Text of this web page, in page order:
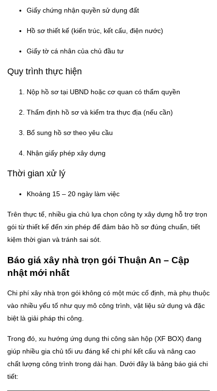
Giấy chứng nhận quyền sử dụng đất
Hồ sơ thiết kế (kiến trúc, kết cấu, điện nước)
Giấy tờ cá nhân của chủ đầu tư
Quy trình thực hiện
Nộp hồ sơ tại UBND hoặc cơ quan có thẩm quyền
Thẩm định hồ sơ và kiểm tra thực địa (nếu cần)
Bổ sung hồ sơ theo yêu cầu
Nhận giấy phép xây dựng
Thời gian xử lý
Khoảng 15 – 20 ngày làm việc
Trên thực tế, nhiều gia chủ lựa chọn công ty xây dựng hỗ trợ trọn
gói từ thiết kế đến xin phép để đảm bảo hồ sơ đúng chuẩn, tiết
kiệm thời gian và tránh sai sót.
Báo giá xây nhà trọn gói Thuận An – Cập
nhật mới nhất
Chi phí xây nhà trọn gói không có một mức cố định, mà phụ thuộc
vào nhiều yếu tố như quy mô công trình, vật liệu sử dụng và đặc
biệt là giải pháp thi công.
Trong đó, xu hướng ứng dụng thi công sàn hộp (XF BOX) đang
giúp nhiều gia chủ tối ưu đáng kể chi phí kết cấu và nâng cao
chất lượng công trình trong dài hạn. Dưới đây là bảng báo giá chi
tiết: